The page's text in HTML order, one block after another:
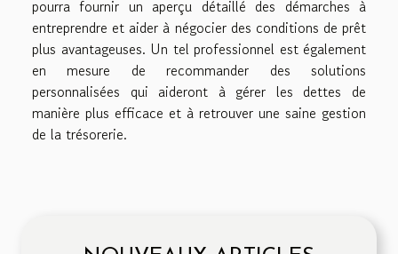
pourra fournir un aperçu détaillé des démarches à
entreprendre et aider à négocier des conditions de prêt
plus avantageuses. Un tel professionnel est également
en mesure de recommander des solutions
personnalisées qui aideront à gérer les dettes de
manière plus efficace et à retrouver une saine gestion
de la trésorerie.